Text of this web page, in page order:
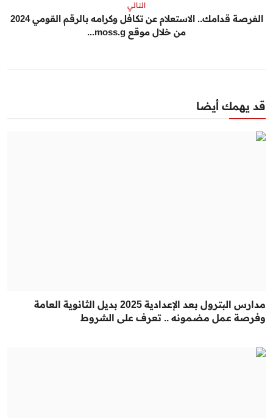
التالي
الفرصة قدامك.. الاستعلام عن تكافل وكرامه بالرقم القومي 2024
من خلال موقع moss.g...
قد يهمك أيضا
مدارس البترول بعد الإعدادية 2025 بديل الثانوية العامة
وفرصة عمل مضمونه .. تعرف على الشروط